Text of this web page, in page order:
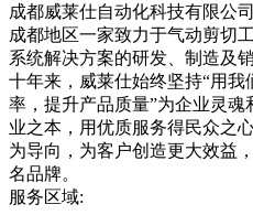
成都威莱仕自动化科技有限公
成都地区一家致力于气动剪切
系统解决方案的研发、制造及
十年来，威莱仕始终坚持“用
率，提升产品质量”为企业灵
业之本，用优质服务得民众之
为导向，为客户创造更大效益
名品牌。
服务区域: